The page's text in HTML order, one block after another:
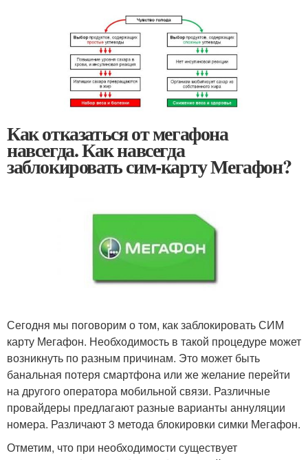
Как отказаться от мегафона
навсегда. Как навсегда
заблокировать сим-карту Мегафон?
Сегодня мы поговорим о том, как заблокировать СИМ
карту Мегафон. Необходимость в такой процедуре может
возникнуть по разным причинам. Это может быть
банальная потеря смартфона или же желание перейти
на другого оператора мобильной связи. Различные
провайдеры предлагают разные варианты аннуляции
номера. Различают 3 метода блокировки симки Мегафон.
Отметим, что при необходимости существует